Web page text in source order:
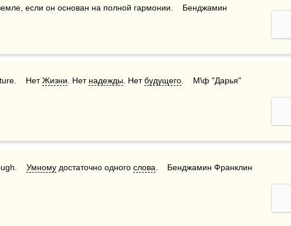
если он основан на полной гармонии.    Бенджамин
Нет Жизни . Нет надежды . Нет будущего .    М\ф "Дарья"
Умному достаточно одного слова .    Бенджамин Франклин